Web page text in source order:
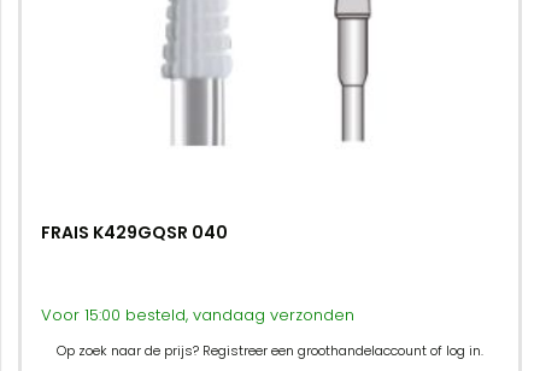
FRAIS K429GQSR 040
Voor 15:00 besteld, vandaag verzonden
Op zoek naar de prijs? Registreer een groothandelaccount of log in.